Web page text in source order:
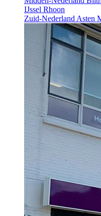
IJssel Rhoon
Zuid-Nederland Asten